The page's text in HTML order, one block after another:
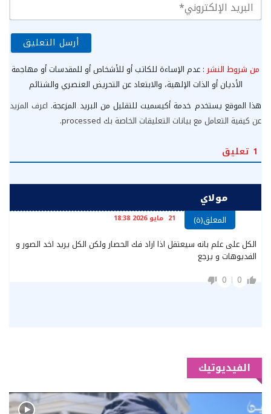
من شروط النشر : عدم الإساءة للكاتب أو للأشخاص أو للمقدسات أو مهاجمة
الأديان أو الذات الإلهية، والابتعاد عن التحريض العنصري والشتائم
هذا الموقع يستخدم خدمة أكيسميت للتقليل من البريد المزعجة. اعرف المزيد
عن كيفية التعامل مع بيانات التعليقات الخاصة بك processed
.
1 تعليق
مولاي
المعلق(ة) 21 مايو 2026 18:38
الكل على علم بانه سيعتقل اذا اراد فك الحصار ولكن الكل يريد اخد الصور و
الفديوهات و يرجع
0
0
الفيديوتيك